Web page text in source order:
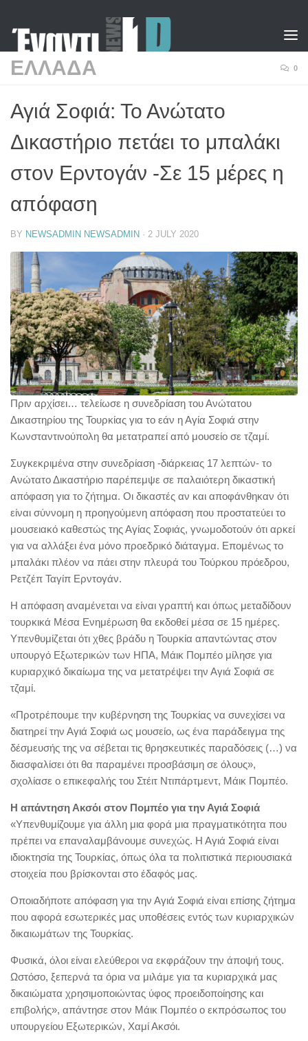
ΕΛΛΑΔΑ 0
Αγιά Σοφιά: Το Ανώτατο
Δικαστήριο πετάει το μπαλάκι
στον Ερντογάν -Σε 15 μέρες η
απόφαση
BY NEWSADMIN NEWSADMIN · 2 JULY 2020
Πριν αρχίσει… τελείωσε η συνεδρίαση του Ανώτατου
Δικαστηρίου της Τουρκίας για το εάν η Αγία Σοφιά στην
Κωνσταντινούπολη θα μετατραπεί από μουσείο σε τζαμί.
Συγκεκριμένα στην συνεδρίαση -διάρκειας 17 λεπτών- το
Ανώτατο Δικαστήριο παρέπεμψε σε παλαιότερη δικαστική
απόφαση για το ζήτημα. Οι δικαστές αν και αποφάνθηκαν ότι
είναι σύννομη η προηγούμενη απόφαση που προστατεύει το
μουσειακό καθεστώς της Αγίας Σοφιάς, γνωμοδοτούν ότι αρκεί
για να αλλάξει ένα μόνο προεδρικό διάταγμα. Επομένως το
μπαλάκι πλέον να πάει στην πλευρά του Τούρκου πρόεδρου,
Ρετζέπ Ταγίπ Ερντογάν.
Η απόφαση αναμένεται να είναι γραπτή και όπως μεταδίδουν
τουρκικά Μέσα Ενημέρωση θα εκδοθεί μέσα σε 15 ημέρες.
Υπενθυμίζεται ότι χθες βράδυ η Τουρκία απαντώντας στον
υπουργό Εξωτερικών των ΗΠΑ, Μάικ Πομπέο μίλησε για
κυριαρχικό δικαίωμα της να μετατρέψει την Αγιά Σοφιά σε
τζαμί.
«Προτρέπουμε την κυβέρνηση της Τουρκίας να συνεχίσει να
διατηρεί την Αγιά Σοφιά ως μουσείο, ως ένα παράδειγμα της
δέσμευσής της να σέβεται τις θρησκευτικές παραδόσεις (…) να
διασφαλίσει ότι θα παραμένει προσβάσιμη σε όλους»,
σχολίασε ο επικεφαλής του Στέιτ Ντιπάρτμεντ, Μάικ Πομπέο.
Η απάντηση Ακσόι στον Πομπέο για την Αγιά Σοφιά
«Υπενθυμίζουμε για άλλη μια φορά μια πραγματικότητα που
πρέπει να επαναλαμβάνουμε συνεχώς. Η Αγιά Σοφιά είναι
ιδιοκτησία της Τουρκίας, όπως όλα τα πολιτιστικά περιουσιακά
στοιχεία που βρίσκονται στο έδαφός μας.
Οποιαδήποτε απόφαση για την Αγιά Σοφιά είναι επίσης ζήτημα
που αφορά εσωτερικές μας υποθέσεις εντός των κυριαρχικών
δικαιωμάτων της Τουρκίας.
Φυσικά, όλοι είναι ελεύθεροι να εκφράζουν την άποψή τους.
Ωστόσο, ξεπερνά τα όρια να μιλάμε για τα κυριαρχικά μας
δικαιώματα χρησιμοποιώντας ύφος προειδοποίησης και
επιβολής», απάντησε στον Μάικ Πομπέο ο εκπρόσωπος του
υπουργείου Εξωτερικών, Χαμί Ακσόι.